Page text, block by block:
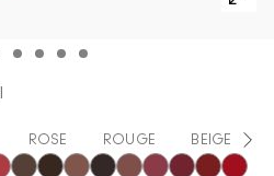
ROSE ROUGE BEIGE